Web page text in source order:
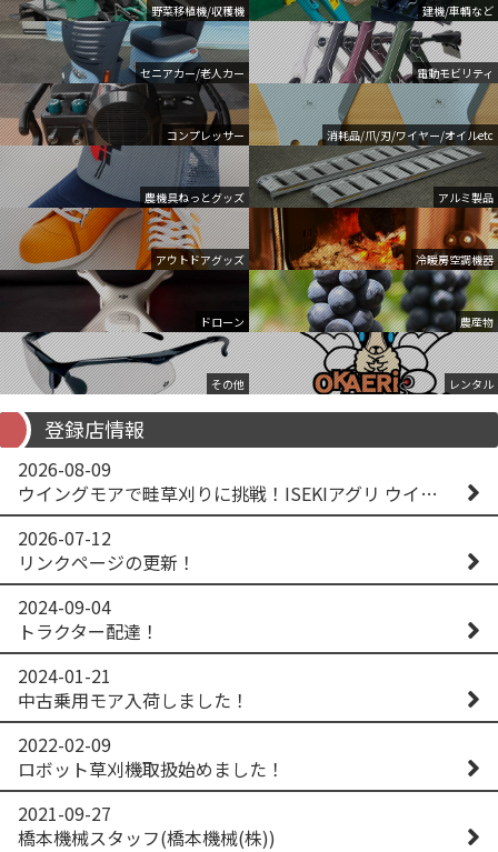
野菜移植機/収穫機 建機/車輌など
セニアカー/老人カー 電動モビリティ
コンプレッサー 消耗品/爪/刃/ワイヤー/オイルetc
農機具ねっとグッズ アルミ製品
アウトドアグッズ 冷暖房空調機器
ドローン 農産物
その他 レンタル
登録店情報
2026-08-09
ウイングモアで畦草刈りに挑戦！ISEKIアグリ ウイングモア WM746AF
2026-07-12
リンクページの更新！
2024-09-04
トラクター配達！
2024-01-21
中古乗用モア入荷しました！
2022-02-09
ロボット草刈機取扱始めました！
2021-09-27
橋本機械スタッフ(橋本機械(株))